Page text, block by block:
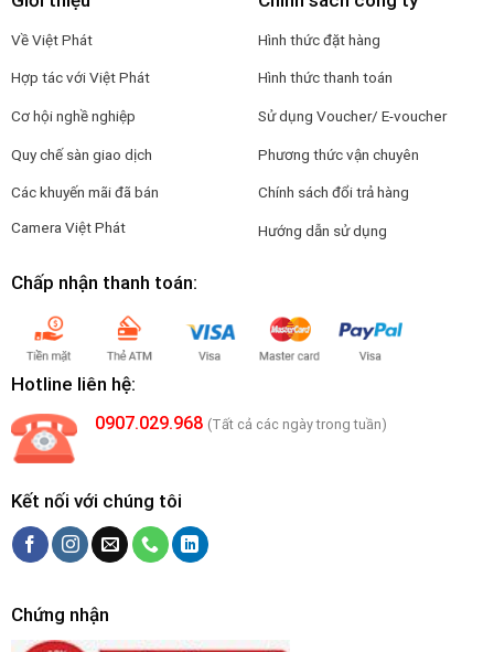
Về Việt Phát
Hợp tác với Việt Phát
Cơ hội nghề nghiệp
Quy chế sàn giao dịch
Các khuyến mãi đã bán
Camera Việt Phát
Hình thức đặt hàng
Hình thức thanh toán
Sử dụng Voucher/ E-voucher
Phương thức vận chuyên
Chính sách đổi trả hàng
Hướng dẫn sử dụng
Chấp nhận thanh toán:
Hotline liên hệ:
0907.029.968 (Tất cả các ngày trong tuần)
Kết nối với chúng tôi
Chứng nhận